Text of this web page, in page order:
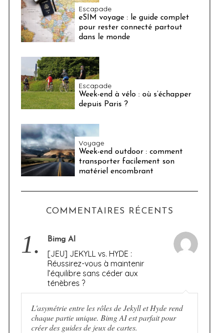
Escapade
eSIM voyage : le guide complet
pour rester connecté partout
dans le monde
Escapade
Week-end à vélo : où s’échapper
depuis Paris ?
Voyage
Week-end outdoor : comment
transporter facilement son
matériel encombrant
COMMENTAIRES RÉCENTS
1. Bimg AI
[JEU] JEKYLL vs. HYDE :
Réussirez-vous à maintenir
l’équilibre sans céder aux
ténèbres ?
L'asymétrie entre les rôles de Jekyll et Hyde rend
chaque partie unique. Bimg AI est parfait pour
créer des guides de jeux de cartes.